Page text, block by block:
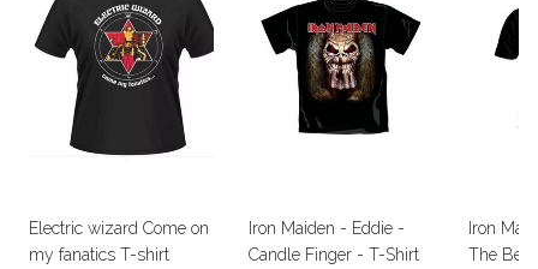
Electric wizard Come on
my fanatics T-shirt
Iron Maiden - Eddie -
Candle Finger - T-Shirt
Iron
The